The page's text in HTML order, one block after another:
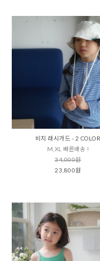
비치 래시가드 - 2 COLOR
M,XL 빠른배송 !
34,000원
23,800원